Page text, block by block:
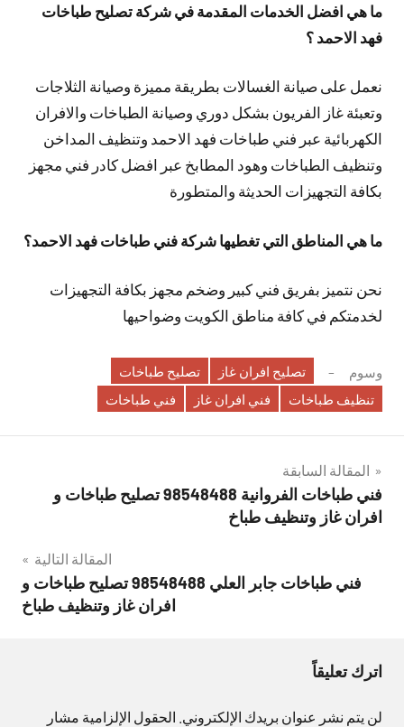
ما هي افضل الخدمات المقدمة في شركة تصليح طباخات
فهد الاحمد ؟
نعمل على صيانة الغسالات بطريقة مميزة وصيانة الثلاجات
وتعبئة غاز الفريون بشكل دوري وصيانة الطباخات والافران
الكهربائية عبر فني طباخات فهد الاحمد وتنظيف المداخن
وتنظيف الطباخات وهود المطابخ عبر افضل كادر فني مجهز
بكافة التجهيزات الحديثة والمتطورة
ما هي المناطق التي تغطيها شركة فني طباخات فهد الاحمد؟
نحن نتميز بفريق فني كبير وضخم مجهز بكافة التجهيزات
لخدمتكم في كافة مناطق الكويت وضواحيها
وسوم تصليح افران غاز
تصليح طباخات
تنظيف طباخات
فني افران غاز فني طباخات
تصفّح
المقالات
المقالة السابقة
فني طباخات الفروانية 98548488 تصليح طباخات و
افران غاز وتنظيف طباخ
المقالة التالية
فني طباخات جابر العلي 98548488 تصليح طباخات و
افران غاز وتنظيف طباخ
اترك تعليقاً
لن يتم نشر عنوان بريدك الإلكتروني. الحقول الإلزامية مشار